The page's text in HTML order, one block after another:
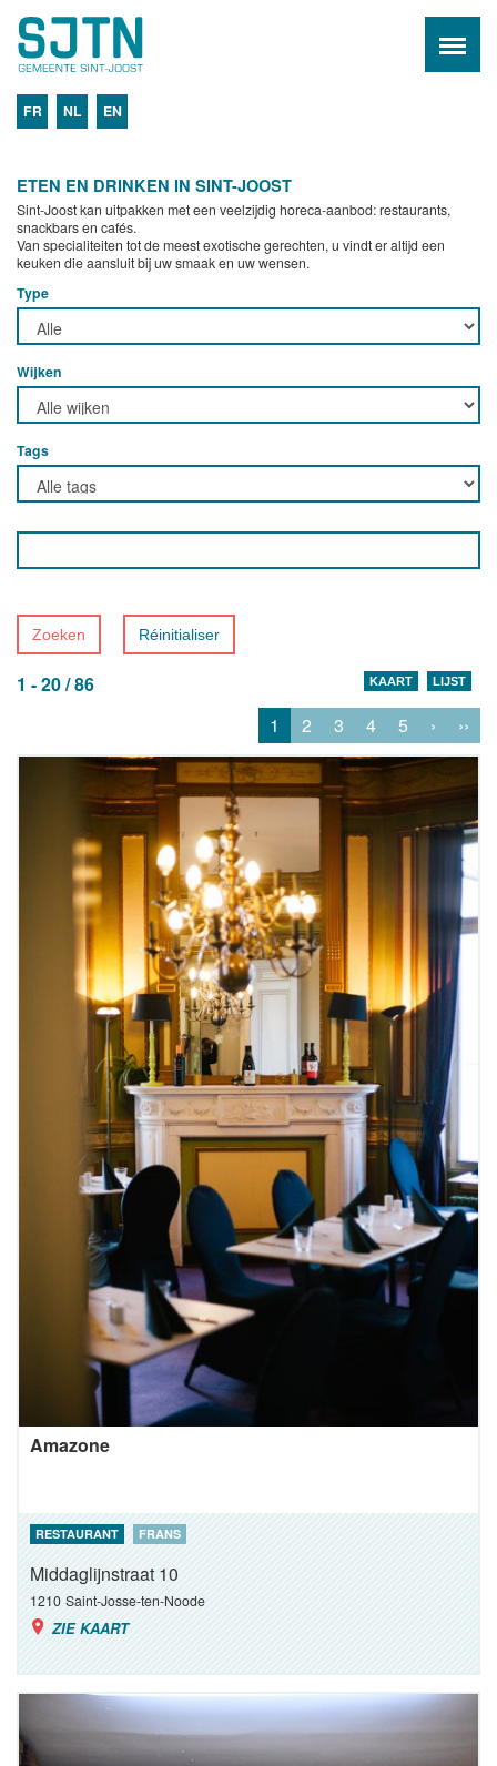
FR NL EN
ETEN EN DRINKEN IN SINT-JOOST
Sint-Joost kan uitpakken met een veelzijdig horeca-aanbod: restaurants,
snackbars en cafés.
Van specialiteiten tot de meest exotische gerechten, u vindt er altijd een
keuken die aansluit bij uw smaak en uw wensen.
Type
Wijken
Tags
Zoeken Réinitialiser
1 - 20 / 86 LIJST
KAART
1 2 3 4 5 › ››
Amazone
RESTAURANT FRANS
Middaglijnstraat 10
1210 Saint-Josse-ten-Noode
ZIE KAART